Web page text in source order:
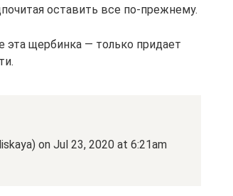
оставить все по-прежнему.
эта щербинка — только придает
on Jul 23, 2020 at 6:21am